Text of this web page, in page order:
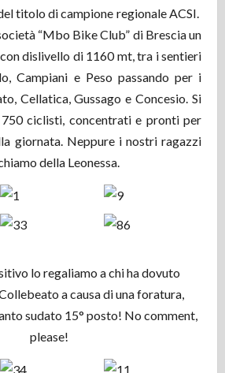
titolo di campione regionale ACSI.
“Mbo Bike Club” di Brescia un
dislivello di 1160 mt, tra i sentieri
Campiani e Peso passando per i
Cellatica, Gussago e Concesio. Si
ciclisti, concentrati e pronti per
giornata. Neppure i nostri ragazzi
della Leonessa.
lo regaliamo a chi ha dovuto
a causa di una foratura,
sudato 15° posto! No comment,
please!